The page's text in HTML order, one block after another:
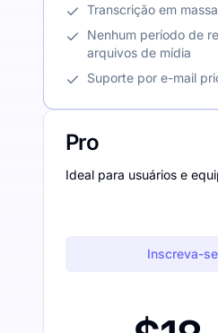
Transcrição em massa
Nenhum período de
arquivos de mídia
Suporte por e-mail
Pro
Ideal para usuários e
Inscreva-